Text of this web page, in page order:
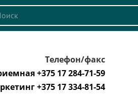
Телефон/факс
+375 17 284-71-59
+375 17 334-81-54